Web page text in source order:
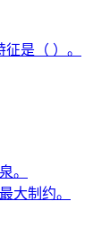
是（ ）。
。
大制约。